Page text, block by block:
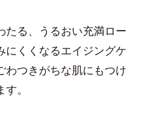
たる、うるおい充満ロー
にくくなるエイジングケ
わつきがちな肌にもつけ
。